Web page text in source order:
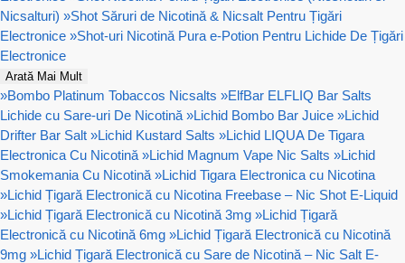
Nicsalturi) »Shot Săruri de Nicotină & Nicsalt Pentru Țigări
Electronice »Shot-uri Nicotină Pura e-Potion Pentru Lichide De Țigări
Electronice
Arată Mai Mult
»Bombo Platinum Tobaccos Nicsalts »ElfBar ELFLIQ Bar Salts
Lichide cu Sare-uri De Nicotină »Lichid Bombo Bar Juice »Lichid
Drifter Bar Salt »Lichid Kustard Salts »Lichid LIQUA De Tigara
Electronica Cu Nicotină »Lichid Magnum Vape Nic Salts »Lichid
Smokemania Cu Nicotină »Lichid Tigara Electronica cu Nicotina
»Lichid Țigară Electronică cu Nicotina Freebase – Nic Shot E-Liquid
»Lichid Țigară Electronică cu Nicotină 3mg »Lichid Țigară
Electronică cu Nicotină 6mg »Lichid Țigară Electronică cu Nicotină
9mg »Lichid Țigară Electronică cu Sare de Nicotină – Nic Salt E-